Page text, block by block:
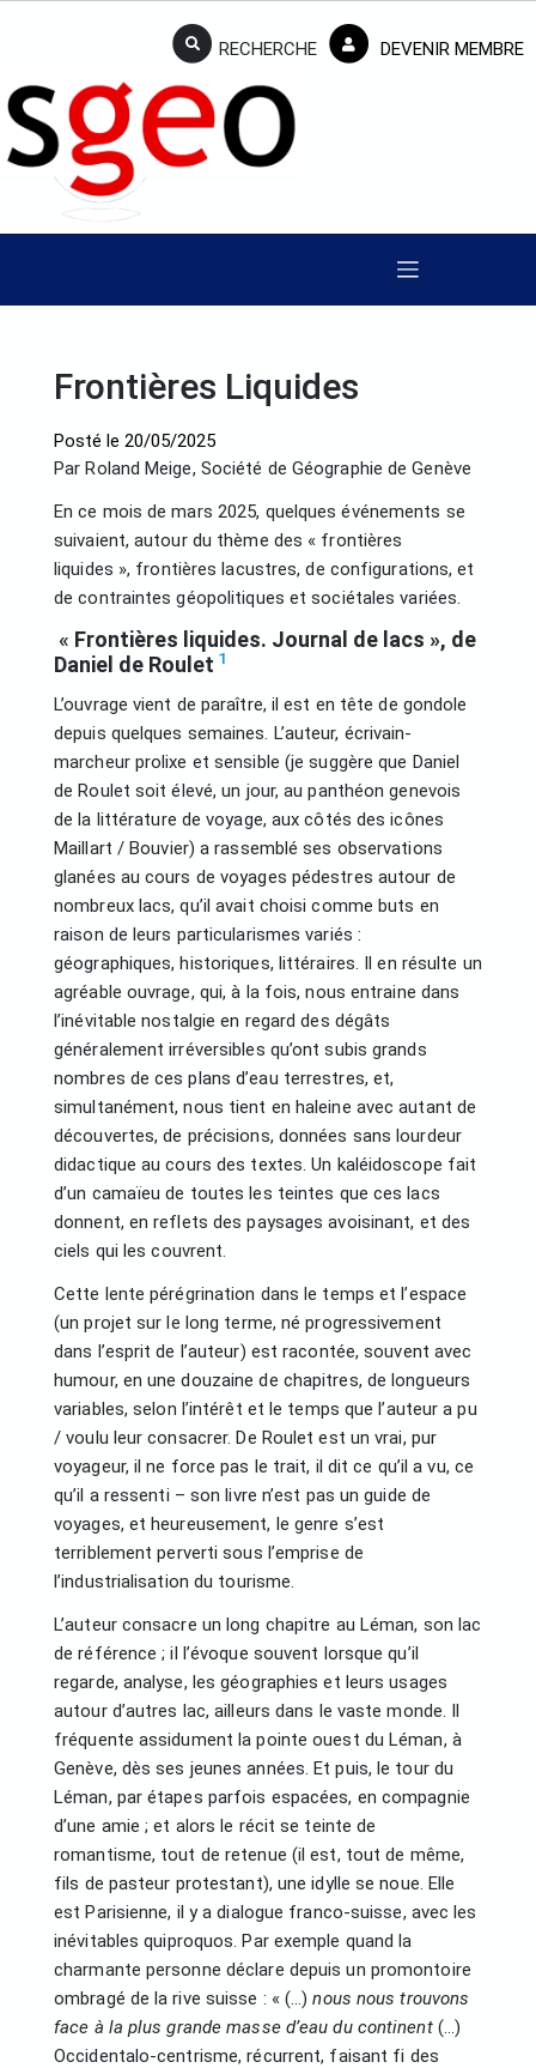
RECHERCHE DEVENIR MEMBRE
Frontières Liquides
Posté le 20/05/2025
Par Roland Meige, Société de Géographie de Genève
En ce mois de mars 2025, quelques événements se
suivaient, autour du thème des « frontières
liquides », frontières lacustres, de configurations, et
de contraintes géopolitiques et sociétales variées.
« Frontières liquides. Journal de lacs », de
Daniel de Roulet 1
L’ouvrage vient de paraître, il est en tête de gondole
depuis quelques semaines. L’auteur, écrivain-
marcheur prolixe et sensible (je suggère que Daniel
de Roulet soit élevé, un jour, au panthéon genevois
de la littérature de voyage, aux côtés des icônes
Maillart / Bouvier) a rassemblé ses observations
glanées au cours de voyages pédestres autour de
nombreux lacs, qu’il avait choisi comme buts en
raison de leurs particularismes variés :
géographiques, historiques, littéraires. Il en résulte un
agréable ouvrage, qui, à la fois, nous entraine dans
l’inévitable nostalgie en regard des dégâts
généralement irréversibles qu’ont subis grands
nombres de ces plans d’eau terrestres, et,
simultanément, nous tient en haleine avec autant de
découvertes, de précisions, données sans lourdeur
didactique au cours des textes. Un kaléidoscope fait
d’un camaïeu de toutes les teintes que ces lacs
donnent, en reflets des paysages avoisinant, et des
ciels qui les couvrent.
Cette lente pérégrination dans le temps et l’espace
(un projet sur le long terme, né progressivement
dans l’esprit de l’auteur) est racontée, souvent avec
humour, en une douzaine de chapitres, de longueurs
variables, selon l’intérêt et le temps que l’auteur a pu
/ voulu leur consacrer. De Roulet est un vrai, pur
voyageur, il ne force pas le trait, il dit ce qu’il a vu, ce
qu’il a ressenti – son livre n’est pas un guide de
voyages, et heureusement, le genre s’est
terriblement perverti sous l’emprise de
l’industrialisation du tourisme.
L’auteur consacre un long chapitre au Léman, son lac
de référence ; il l’évoque souvent lorsque qu’il
regarde, analyse, les géographies et leurs usages
autour d’autres lac, ailleurs dans le vaste monde. Il
fréquente assidument la pointe ouest du Léman, à
Genève, dès ses jeunes années. Et puis, le tour du
Léman, par étapes parfois espacées, en compagnie
d’une amie ; et alors le récit se teinte de
romantisme, tout de retenue (il est, tout de même,
fils de pasteur protestant), une idylle se noue. Elle
est Parisienne, il y a dialogue franco-suisse, avec les
inévitables quiproquos. Par exemple quand la
charmante personne déclare depuis un promontoire
ombragé de la rive suisse : « (…)nous nous trouvons
face à la plus grande masse d’eau du continent(…)
Occidentalo-centrisme, récurrent, faisant fi des